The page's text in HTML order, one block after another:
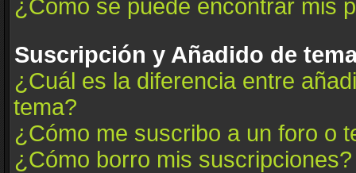
¿Como se puede encontrar mis
Suscripción y Añadido de
¿Cuál es la diferencia entre
tema?
¿Cómo me suscribo a un foro o
¿Cómo borro mis suscripciones?